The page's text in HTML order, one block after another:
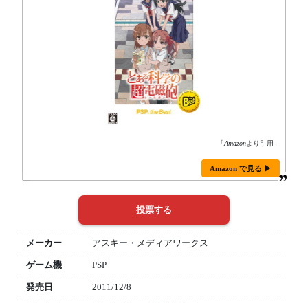
「Amazonより引用」
Amazon で見る ▶
メーカー アスキー・メディアワークス
ゲーム機 PSP
発売日 2011/12/8